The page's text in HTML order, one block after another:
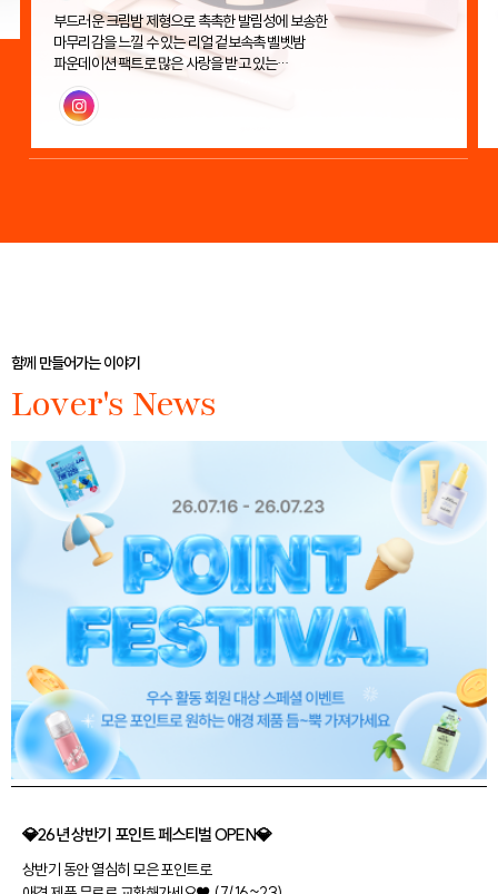
부드러운 크림밤 제형으로 촉촉한 발림성에 보송한
마무리감을 느낄 수 있는 리얼 겉보속촉 벨벳밤
파운데이션 팩트로 많은 사랑을 받고 있는
에이지투웨니스 벨벳 래스팅 팩트!
인스타그램
함께 만들어가는 이야기
Lover's News
💎26년 상반기 포인트 페스티벌 OPEN💎
상반기 동안 열심히 모은 포인트로